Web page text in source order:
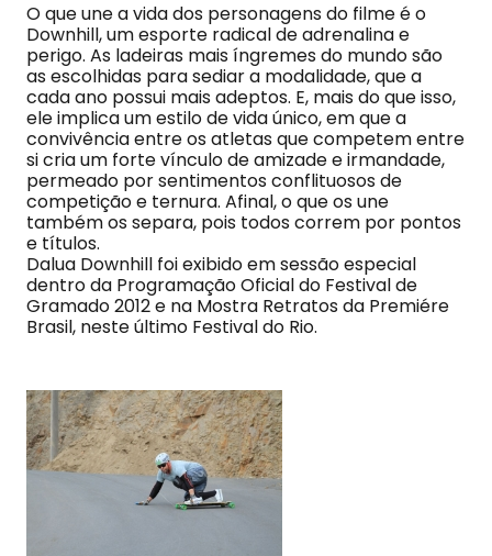
O que une a vida dos personagens do filme é o
Downhill, um esporte radical de adrenalina e
perigo. As ladeiras mais íngremes do mundo são
as escolhidas para sediar a modalidade, que a
cada ano possui mais adeptos. E, mais do que isso,
ele implica um estilo de vida único, em que a
convivência entre os atletas que competem entre
si cria um forte vínculo de amizade e irmandade,
permeado por sentimentos conflituosos de
competição e ternura. Afinal, o que os une
também os separa, pois todos correm por pontos
e títulos.
Dalua Downhill foi exibido em sessão especial
dentro da Programação Oficial do Festival de
Gramado 2012 e na Mostra Retratos da Premiére
Brasil, neste último Festival do Rio.